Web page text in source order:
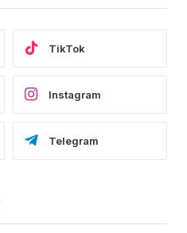
TikTok
Instagram
Telegram